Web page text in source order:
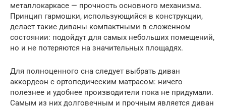
металлокаркасе — прочность основного механизма.
Принцип гармошки, использующийся в конструкции,
делает такие диваны компактными в сложенном
состоянии: подойдут для самых небольших помещений,
но и не потеряются на значительных площадях.
Для полноценного сна следует выбрать диван
аккордеон с ортопедическим матрасом: ничего
полезнее и удобнее производители пока не придумали.
Самым из них долговечным и прочным является диван